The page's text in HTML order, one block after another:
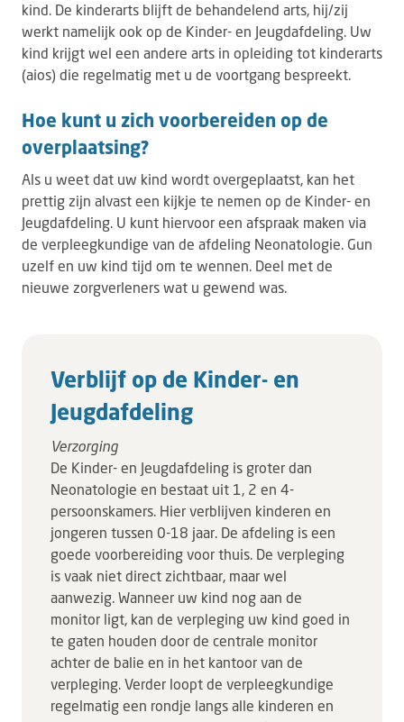
kind. De kinderarts blijft de behandelend arts, hij/zij
werkt namelijk ook op de Kinder- en Jeugdafdeling. Uw
kind krijgt wel een andere arts in opleiding tot kinderarts
(aios) die regelmatig met u de voortgang bespreekt.
Hoe kunt u zich voorbereiden op de
overplaatsing?
Als u weet dat uw kind wordt overgeplaatst, kan het
prettig zijn alvast een kijkje te nemen op de Kinder- en
Jeugdafdeling. U kunt hiervoor een afspraak maken via
de verpleegkundige van de afdeling Neonatologie. Gun
uzelf en uw kind tijd om te wennen. Deel met de
nieuwe zorgverleners wat u gewend was.
Verblijf op de Kinder- en
Jeugdafdeling
Verzorging
De Kinder- en Jeugdafdeling is groter dan
Neonatologie en bestaat uit 1, 2 en 4-
persoonskamers. Hier verblijven kinderen en
jongeren tussen 0-18 jaar. De afdeling is een
goede voorbereiding voor thuis. De verpleging
is vaak niet direct zichtbaar, maar wel
aanwezig. Wanneer uw kind nog aan de
monitor ligt, kan de verpleging uw kind goed in
te gaten houden door de centrale monitor
achter de balie en in het kantoor van de
verpleging. Verder loopt de verpleegkundige
regelmatig een rondje langs alle kinderen en